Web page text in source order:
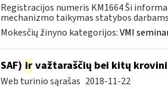
Registracijos numeris KM1664 Ši
mechanizmo taikymas statybos
Mokesčių žinyno kategorijos:VMI
SAF) irvažtaraščių bei kitų
Web turinio sąrašas 2018-11-22